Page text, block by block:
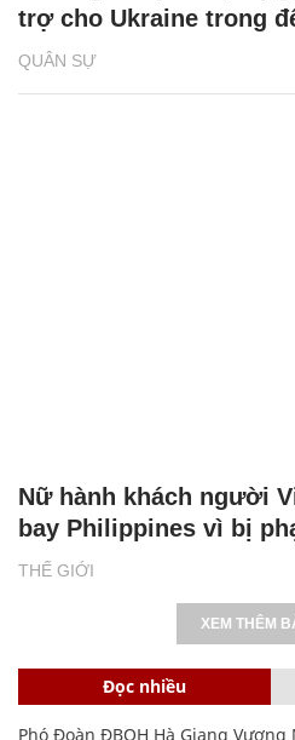
QUÂN SỰ
trợ cho Ukraine trong
THẾ GIỚI
Nữ hành khách người
bay Philippines vì bị
XEM THÊM
Đọc nhiều
Phó Đoàn ĐBQH Hà Giang